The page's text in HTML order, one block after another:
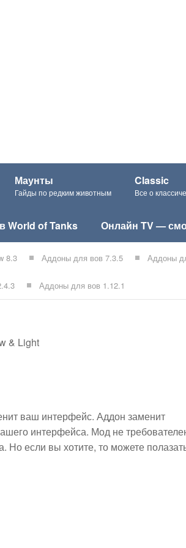
Маунты
Гайды по редким животным
Classic
Все о
World of Tanks Онлайн TV —
8.3 Аддоны для вов 7.3.5 Аддоны
Аддоны для вов 1.12.1
& Light
ваш интерфейс. Аддон заменит
интерфейса. Мод не
Но если вы хотите, то можете